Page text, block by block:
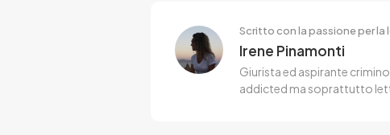
Scritto con la passione per la
Irene Pinamonti
Giurista ed aspirante
addicted ma soprattutto